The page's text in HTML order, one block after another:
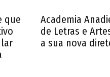
que
Academia
de Letras e
a sua nova